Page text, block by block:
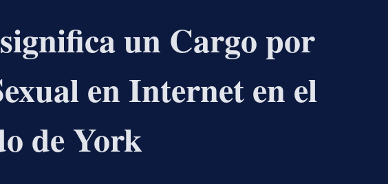
un Cargo por
en Internet en el
de York